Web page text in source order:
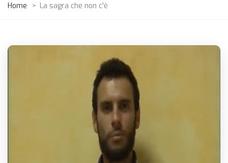
Home > La sagra che non c'è